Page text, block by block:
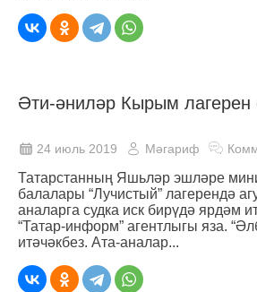
Әти-әниләр Кырым лагерен
24 июль 2019 Мәгариф
Татарстанның Яшьләр эшләре
балалары “Лучистый” лагерендә
аналарга судка иск бирүдә ярдәм
“Татар-информ” агентлыгы яза.
итәчәкбез. Ата-аналар...